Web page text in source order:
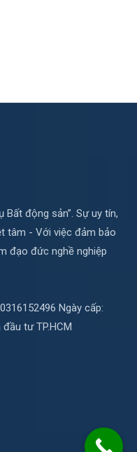
Bất động sản”. Sự uy tín,
tâm - Với việc đảm bảo
đạo đức nghề nghiệp
Ngày cấp:
tư TP.HCM